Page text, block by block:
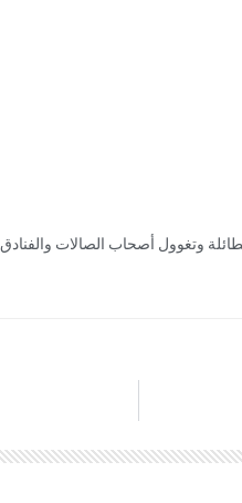
وتغوول أصحاب الصالات والفنادق